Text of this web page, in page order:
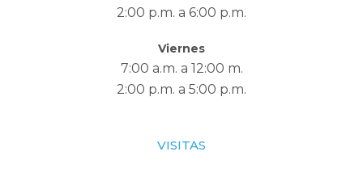
2:00 p.m. a 6:00 p.m.
Viernes
7:00 a.m. a 12:00 m.
2:00 p.m. a 5:00 p.m.
VISITAS